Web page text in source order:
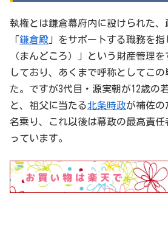
執権とは鎌倉幕府内に設けられた、
「鎌倉殿 」をサポートする職務を
（まんどころ）」という財産管理
しており、あくまで呼称としてこ
た。ですが3代目・源実朝が12歳の
と、祖父に当たる北条時政が補佐の
名乗り、これ以後は幕政の最高責
っています。